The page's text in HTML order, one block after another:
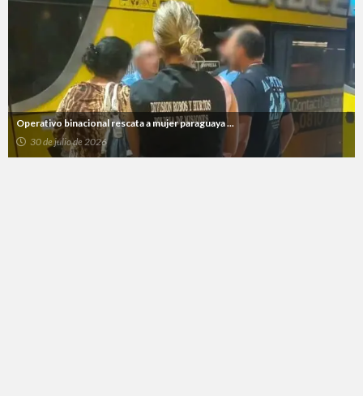
Operativo binacional rescata a mujer paraguaya ...
30 de julio de 2026